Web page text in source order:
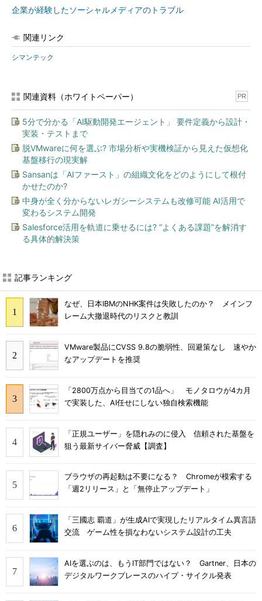
企業が経験したソーシャルメディアのトラブル
関連リンク
シマンテック
関連資料（ホワイトペーパー） PR
5分で分かる「AI駆動開発エージェント」 要件定義から設計・
実装・テストまで
脱VMwareに何を選ぶ? 市場分析や実機検証から見えた仮想化
基盤移行の現実解
Sansanは「AIファースト」の組織文化をどのようにして根付
かせたのか?
中身が全く分からないレガシーシステムも改修可能 AI活用で
変わるシステム開発
Salesforce活用を軌道に乗せるには? “よくある課題”を解消す
る具体的解決策
記事ランキング
なぜ、日本IBMのNHK案件は失敗したのか？ メインフ
レーム大撤退時代のリスクと教訓
VMware製品にCVSS 9.8の脆弱性、回避策なし 速やか
なアップデートを推奨
「2800万点から目当ての1品へ」 モノタロウが4カ月
で実装した、AI任せにしない独自検索機能
「正規ユーザー」を隠れみのに侵入 信頼された基盤を
狙う最新サイバー脅威【調査】
ブラウザの再起動は不要になる？ Chromeが模索する
「週2リリース」と「無停止アップデート」
「三國志 覇道」が生成AIで実現したリアルタイム異言語
交流 ゲーム性を損なわないシステム設計の工夫
AIを選ぶのは、もうIT部門ではない？ Gartner、日本の
デジタルワークプレースのハイプ・サイクル発表